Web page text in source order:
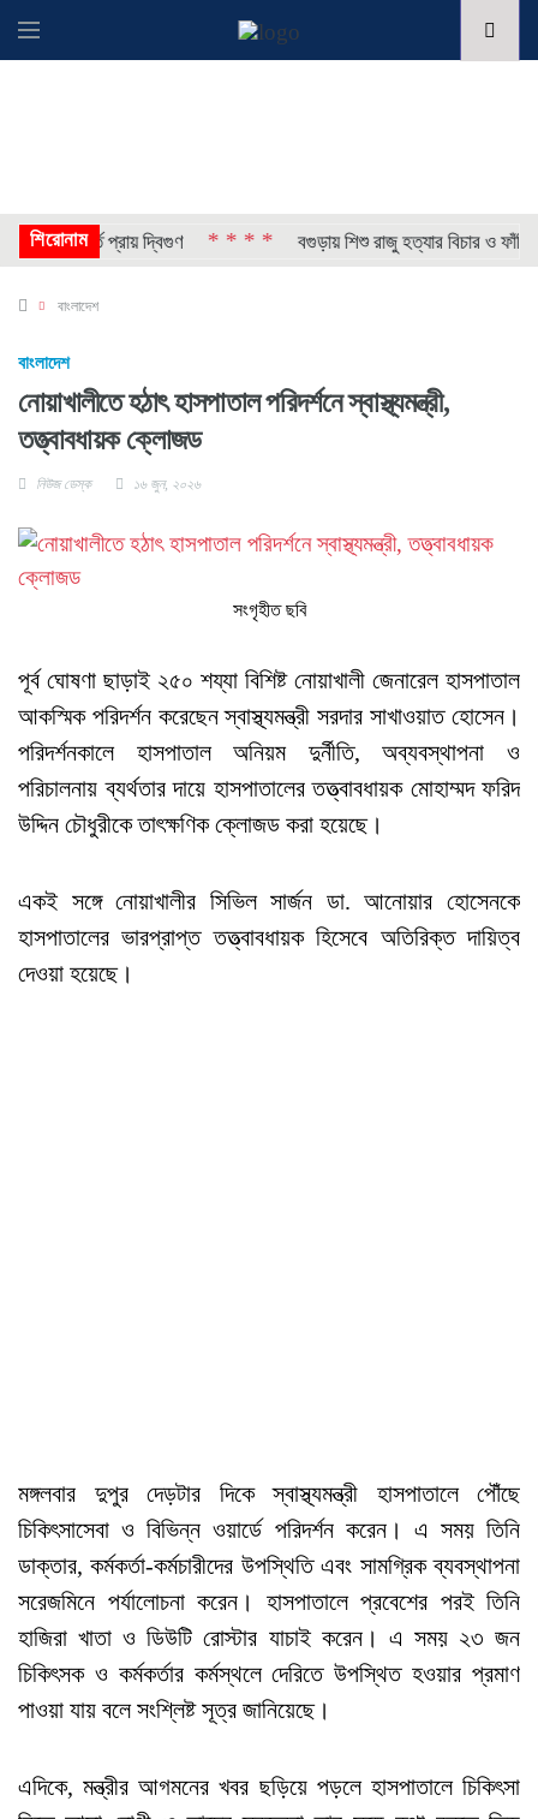
শিরোনাম
ভর্তি প্রায় দ্বিগুণ * * * * বগুড়ায় শিশু রাজু হত্যার বিচার ও ফাঁসির
বাংলাদেশ
বাংলাদেশ
নোয়াখালীতে হঠাৎ হাসপাতাল পরিদর্শনে স্বাস্থ্যমন্ত্রী,
তত্ত্বাবধায়ক ক্লোজড
নিউজ ডেস্ক ১৬ জুন, ২০২৬
সংগৃহীত ছবি
পূর্ব ঘোষণা ছাড়াই ২৫০ শয্যা বিশিষ্ট নোয়াখালী জেনারেল হাসপাতাল
আকস্মিক পরিদর্শন করেছেন স্বাস্থ্যমন্ত্রী সরদার সাখাওয়াত হোসেন।
পরিদর্শনকালে হাসপাতাল অনিয়ম দুর্নীতি, অব্যবস্থাপনা ও
পরিচালনায় ব্যর্থতার দায়ে হাসপাতালের তত্ত্বাবধায়ক মোহাম্মদ ফরিদ
উদ্দিন চৌধুরীকে তাৎক্ষণিক ক্লোজড করা হয়েছে।
একই সঙ্গে নোয়াখালীর সিভিল সার্জন ডা. আনোয়ার হোসেনকে
হাসপাতালের ভারপ্রাপ্ত তত্ত্বাবধায়ক হিসেবে অতিরিক্ত দায়িত্ব
দেওয়া হয়েছে।
মঙ্গলবার দুপুর দেড়টার দিকে স্বাস্থ্যমন্ত্রী হাসপাতালে পৌঁছে
চিকিৎসাসেবা ও বিভিন্ন ওয়ার্ডে পরিদর্শন করেন। এ সময় তিনি
ডাক্তার, কর্মকর্তা-কর্মচারীদের উপস্থিতি এবং সামগ্রিক ব্যবস্থাপনা
সরেজমিনে পর্যালোচনা করেন। হাসপাতালে প্রবেশের পরই তিনি
হাজিরা খাতা ও ডিউটি রোস্টার যাচাই করেন। এ সময় ২৩ জন
চিকিৎসক ও কর্মকর্তার কর্মস্থলে দেরিতে উপস্থিত হওয়ার প্রমাণ
পাওয়া যায় বলে সংশ্লিষ্ট সূত্র জানিয়েছে।
এদিকে, মন্ত্রীর আগমনের খবর ছড়িয়ে পড়লে হাসপাতালে চিকিৎসা